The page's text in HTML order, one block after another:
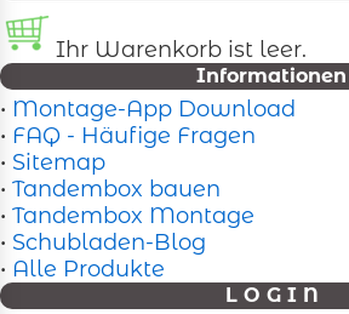
Ihr Warenkorb ist leer.
Informationen
• Montage-App Download
• FAQ - Häufige Fragen
• Sitemap
• Tandembox bauen
• Tandembox Montage
• Schubladen-Blog
• Alle Produkte
L O G I N